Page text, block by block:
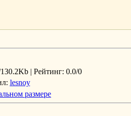
| Рейтинг: 0.0/0
: lesnoy
размере